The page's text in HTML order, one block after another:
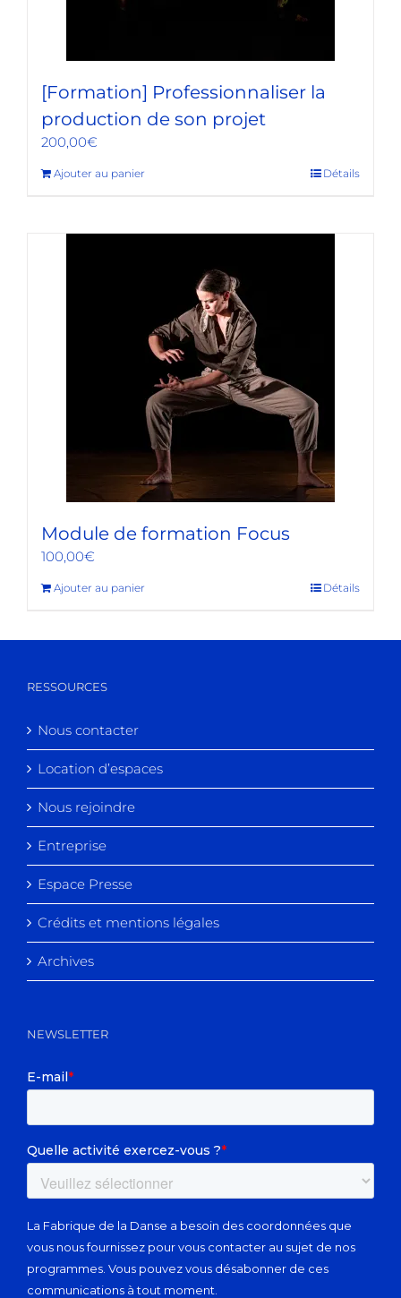
[Formation] Professionnaliser la
production de son projet
200,00€
Ajouter au panier Détails
Module de formation Focus
100,00€
Ajouter au panier Détails
RESSOURCES
Nous contacter
Location d’espaces
Nous rejoindre
Entreprise
Espace Presse
Crédits et mentions légales
Archives
NEWSLETTER